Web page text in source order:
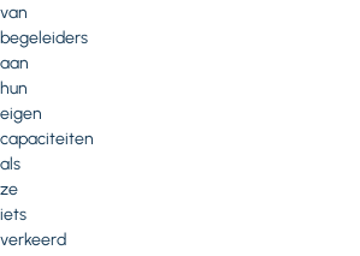
van
begeleiders
aan
hun
eigen
capaciteiten
als
ze
iets
verkeerd